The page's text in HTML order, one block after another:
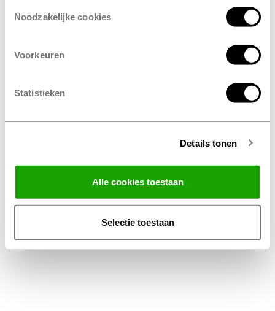
Noodzakelijke cookies
Voorkeuren
Statistieken
Details tonen
Alle cookies toestaan
Selectie toestaan
Algemene Voorwaarden Thuiswinkel
Privacy Statement Profile Nederland B.V.
Disclaimer